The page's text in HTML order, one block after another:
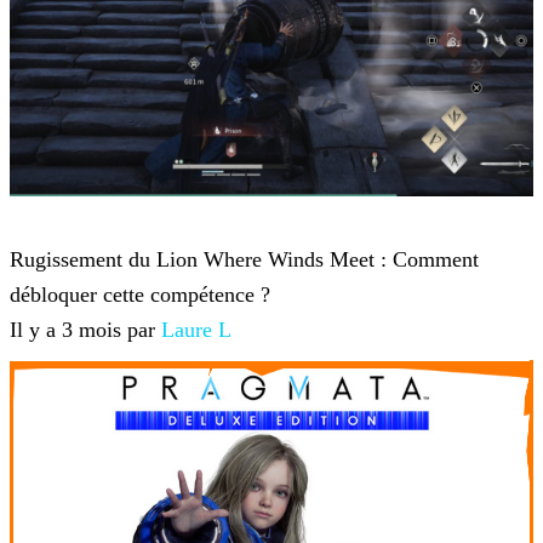
Rugissement du Lion Where Winds Meet : Comment
débloquer cette compétence ?
Il y a 3 mois par Laure L